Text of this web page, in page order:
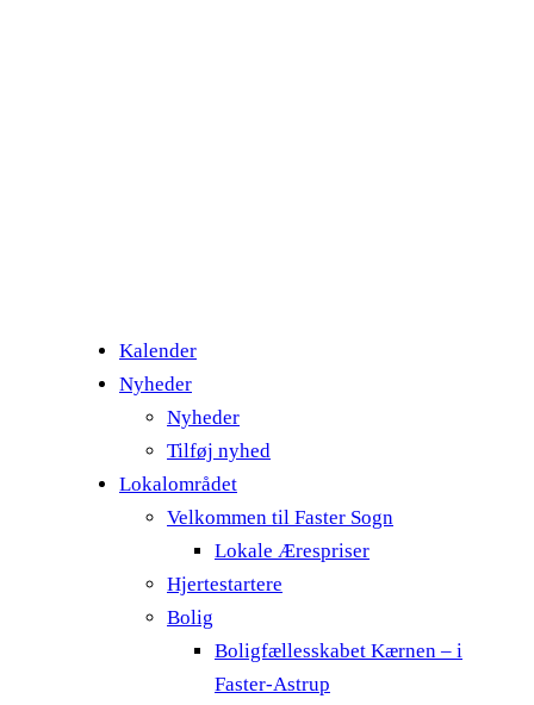
Kalender
Nyheder
Nyheder
Tilføj nyhed
Lokalområdet
Velkommen til Faster Sogn
Lokale Ærespriser
Hjertestartere
Bolig
Boligfællesskabet Kærnen – i
Faster-Astrup